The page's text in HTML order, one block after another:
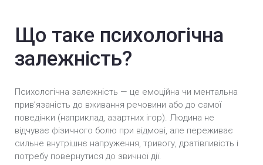
Що таке психологічна
залежність?
Психологічна залежність — це емоційна чи ментальна
прив’язаність до вживання речовини або до самої
поведінки (наприклад, азартних ігор). Людина не
відчуває фізичного болю при відмові, але переживає
сильне внутрішнє напруження, тривогу, дратівливість і
потребу повернутися до звичної дії.